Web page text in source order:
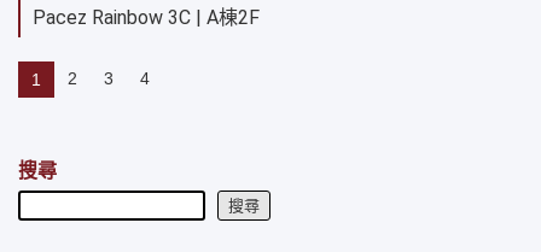
Pacez Rainbow 3C | A棟2F
1 2 3 4
搜尋
搜尋